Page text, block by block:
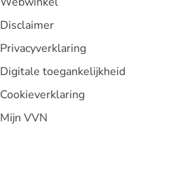
Disclaimer
Privacyverklaring
Digitale toegankelijkheid
Cookieverklaring
Mijn VVN